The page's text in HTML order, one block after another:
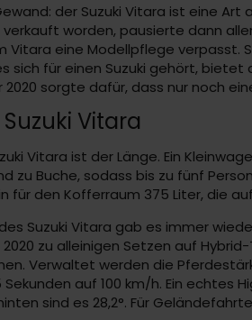
der Suzuki Vitara ist eine
verkauft worden, pausierte dann
Vitara eine Modellpflege
sich für einen Suzuki gehört,
sorgte dafür, dass nur noch
Vitara
Vitara ist der Länge. Ein
zu Buche, sodass bis zu fünf
den Kofferraum 375 Liter, die
Suzuki Vitara gab es immer
zu alleinigen Setzen auf
Verwaltet werden die
Sekunden auf 100 km/h. Ein
sind es 28,2°. Für